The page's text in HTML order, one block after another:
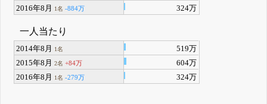
2016年8月
1名 -884万 324万
一人当たり
2014年8月 1名
519万
2015年8月2名 +84万
604万
2016年8月
1名 -279万 324万